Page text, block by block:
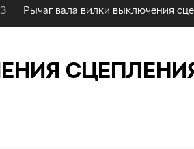
Рычаг вала вилки выключения